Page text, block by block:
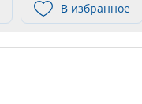
В избранное